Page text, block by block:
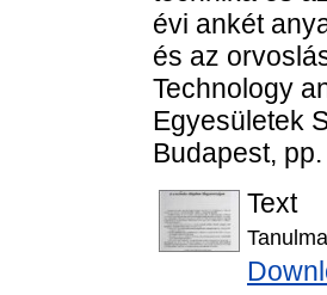
évi ankét
és az
Technology
Egyesületek
Budapest,
Text